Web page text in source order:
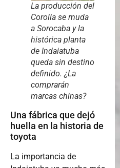
La producción del
Corolla se muda
a Sorocaba y la
histórica planta
de Indaiatuba
queda sin destino
definido. ¿La
comprarán
marcas chinas?
Una fábrica que dejó
huella en la historia de
toyota
La importancia de